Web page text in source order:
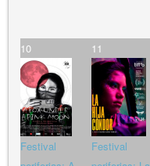
10
Festival
11
Festival